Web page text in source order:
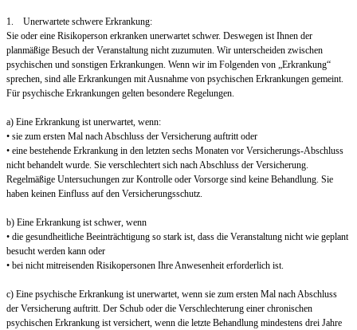
1. Unerwartete schwere Erkrankung:
Sie oder eine Risikoperson erkranken unerwartet schwer. Deswegen ist Ihnen der
planmäßige Besuch der Veranstaltung nicht zuzumuten. Wir unterscheiden zwischen
psychischen und sonstigen Erkrankungen. Wenn wir im Folgenden von „Erkrankung“
sprechen, sind alle Erkrankungen mit Ausnahme von psychischen Erkrankungen gemeint.
Für psychische Erkrankungen gelten besondere Regelungen.
a) Eine Erkrankung ist unerwartet, wenn:
• sie zum ersten Mal nach Abschluss der Versicherung auftritt oder
• eine bestehende Erkrankung in den letzten sechs Monaten vor Versicherungs-Abschluss
nicht behandelt wurde. Sie verschlechtert sich nach Abschluss der Versicherung.
Regelmäßige Untersuchungen zur Kontrolle oder Vorsorge sind keine Behandlung. Sie
haben keinen Einfluss auf den Versicherungsschutz.
b) Eine Erkrankung ist schwer, wenn
• die gesundheitliche Beeinträchtigung so stark ist, dass die Veranstaltung nicht wie geplant
besucht werden kann oder
• bei nicht mitreisenden Risikopersonen Ihre Anwesenheit erforderlich ist.
c) Eine psychische Erkrankung ist unerwartet, wenn sie zum ersten Mal nach Abschluss
der Versicherung auftritt. Der Schub oder die Verschlechterung einer chronischen
psychischen Erkrankung ist versichert, wenn die letzte Behandlung mindestens drei Jahre